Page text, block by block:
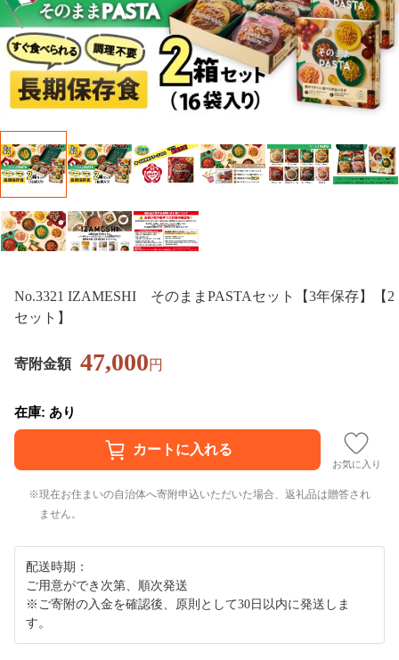
No.3321 IZAMESHI そのままPASTAセット【3年保存】【2
セット】
寄附金額 47,000円
在庫: あり
お気に入り
現在お住まいの自治体へ寄附申込いただいた場合、返礼品は贈答され
ません。
配送時期：
ご用意ができ次第、順次発送
※ご寄附の入金を確認後、原則として30日以内に発送しま
す。